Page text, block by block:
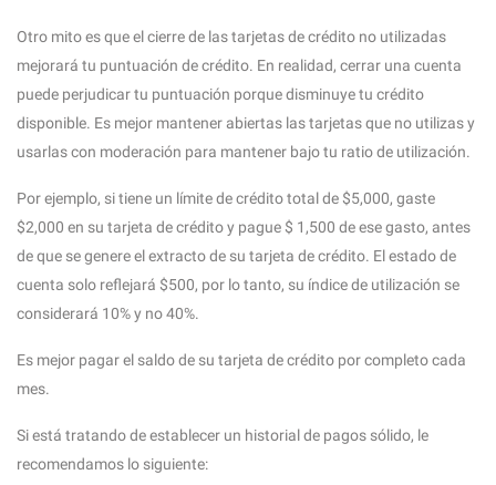
Otro mito es que el cierre de las tarjetas de crédito no utilizadas
mejorará tu puntuación de crédito. En realidad, cerrar una cuenta
puede perjudicar tu puntuación porque disminuye tu crédito
disponible. Es mejor mantener abiertas las tarjetas que no utilizas y
usarlas con moderación para mantener bajo tu ratio de utilización.
Por ejemplo, si tiene un límite de crédito total de $5,000, gaste
$2,000 en su tarjeta de crédito y pague $ 1,500 de ese gasto, antes
de que se genere el extracto de su tarjeta de crédito. El estado de
cuenta solo reflejará $500, por lo tanto, su índice de utilización se
considerará 10% y no 40%.
Es mejor pagar el saldo de su tarjeta de crédito por completo cada
mes.
Si está tratando de establecer un historial de pagos sólido, le
recomendamos lo siguiente: